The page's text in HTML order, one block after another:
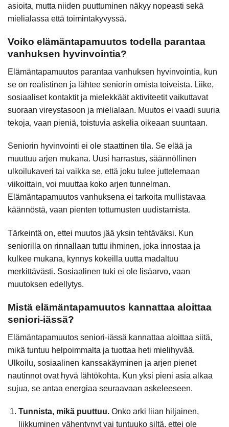
asioita, mutta niiden puuttuminen näkyy nopeasti sekä
mielialassa että toimintakyvyssä.
Voiko elämäntapamuutos todella parantaa
vanhuksen hyvinvointia?
Elämäntapamuutos parantaa vanhuksen hyvinvointia, kun
se on realistinen ja lähtee seniorin omista toiveista. Liike,
sosiaaliset kontaktit ja mielekkäät aktiviteetit vaikuttavat
suoraan vireystasoon ja mielialaan. Muutos ei vaadi suuria
tekoja, vaan pieniä, toistuvia askelia oikeaan suuntaan.
Seniorin hyvinvointi ei ole staattinen tila. Se elää ja
muuttuu arjen mukana. Uusi harrastus, säännöllinen
ulkoilukaveri tai vaikka se, että joku tulee juttelemaan
viikoittain, voi muuttaa koko arjen tunnelman.
Elämäntapamuutos vanhuksena ei tarkoita mullistavaa
käännöstä, vaan pienten tottumusten uudistamista.
Tärkeintä on, ettei muutos jää yksin tehtäväksi. Kun
seniorilla on rinnallaan tuttu ihminen, joka innostaa ja
kulkee mukana, kynnys kokeilla uutta madaltuu
merkittävästi. Sosiaalinen tuki ei ole lisäarvo, vaan
muutoksen edellytys.
Mistä elämäntapamuutos kannattaa aloittaa
seniori-iässä?
Elämäntapamuutos seniori-iässä kannattaa aloittaa siitä,
mikä tuntuu helpoimmalta ja tuottaa heti mielihyvää.
Ulkoilu, sosiaalinen kanssakäyminen ja arjen pienet
nautinnot ovat hyvä lähtökohta. Kun yksi pieni asia alkaa
sujua, se antaa energiaa seuraavaan askeleeseen.
Tunnista, mikä puuttuu.Onko arki liian hiljainen,
liikkuminen vähentynyt vai tuntuuko siltä, ettei ole